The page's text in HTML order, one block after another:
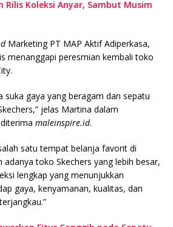
Rilis Koleksi Anyar, Sambut Musim
Marketing PT MAP Aktif Adiperkasa,
menanggapi peresmian kembali toko
suka gaya yang beragam dan sepatu
jelas Martina dalam
maleinspire.id.
satu tempat belanja favorit di
adanya toko Skechers yang lebih besar,
lengkap yang menunjukkan
gaya, kenyamanan, kualitas, dan